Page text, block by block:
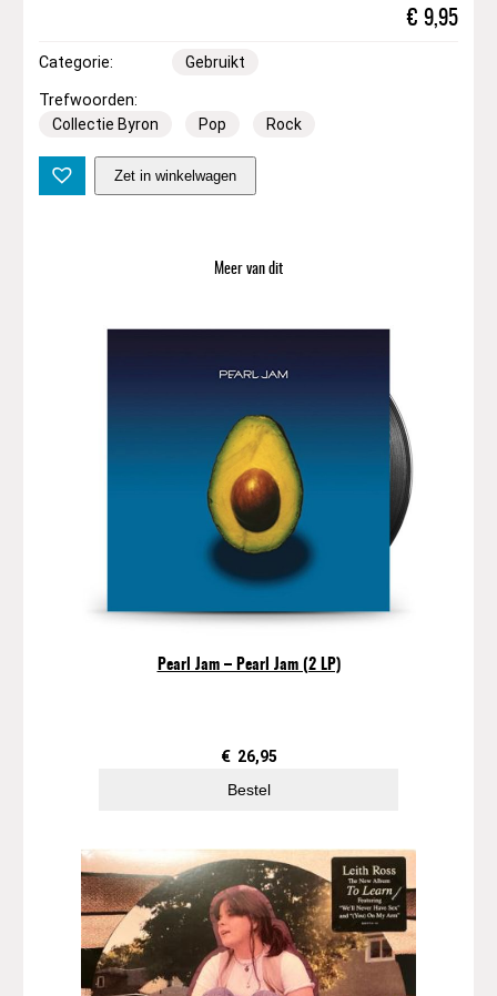
€ 9,95
Categorie: Gebruikt
Trefwoorden:
Collectie Byron
Pop Rock
o
a
–
'
m
t
h
e
M
a
Zet in winkelwagen
Meer van dit
Pearl Jam – Pearl Jam (2 LP)
€ 26,95
Bestel